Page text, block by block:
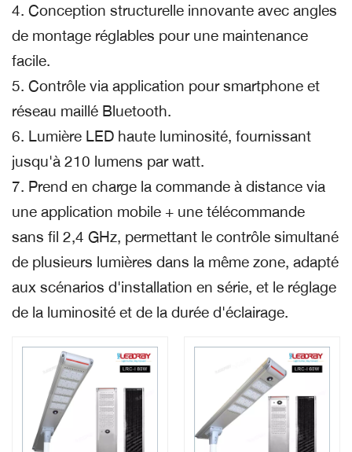
4. Conception structurelle innovante avec angles
de montage réglables pour une maintenance
facile.
5. Contrôle via application pour smartphone et
réseau maillé Bluetooth.
6. Lumière LED haute luminosité, fournissant
jusqu'à 210 lumens par watt.
7. Prend en charge la commande à distance via
une application mobile + une télécommande
sans fil 2,4 GHz, permettant le contrôle simultané
de plusieurs lumières dans la même zone, adapté
aux scénarios d'installation en série, et le réglage
de la luminosité et de la durée d'éclairage.